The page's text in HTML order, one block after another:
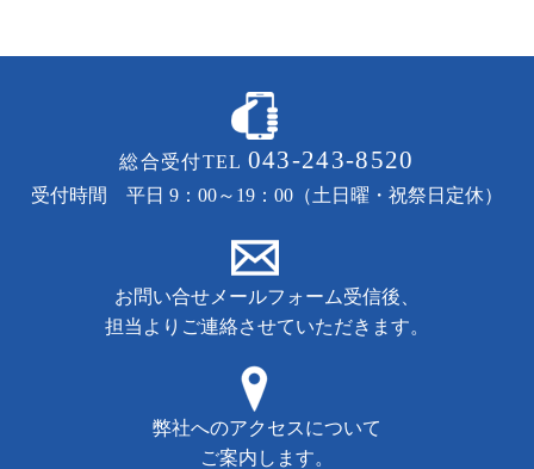
総合受付TEL 043-243-8520
受付時間 平日 9：00～19：00（土日曜・祝祭日定休）
お問い合せメールフォーム受信後、
担当よりご連絡させていただきます。
弊社へのアクセスについて
ご案内します。